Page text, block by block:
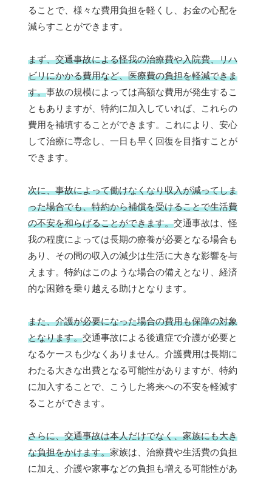
ることで、様々な費用負担を軽くし、お金の心配を
減らすことができます。
まず、交通事故による怪我の治療費や入院費、リハ
ビリにかかる費用など、医療費の負担を軽減できま
す。事故の規模によっては高額な費用が発生するこ
ともありますが、特約に加入していれば、これらの
費用を補填することができます。これにより、安心
して治療に専念し、一日も早く回復を目指すことが
できます。
次に、事故によって働けなくなり収入が減ってしま
った場合でも、特約から補償を受けることで生活費
の不安を和らげることができます。交通事故は、怪
我の程度によっては長期の療養が必要となる場合も
あり、その間の収入の減少は生活に大きな影響を与
えます。特約はこのような場合の備えとなり、経済
的な困難を乗り越える助けとなります。
また、介護が必要になった場合の費用も保障の対象
となります。交通事故による後遺症で介護が必要と
なるケースも少なくありません。介護費用は長期に
わたる大きな出費となる可能性がありますが、特約
に加入することで、こうした将来への不安を軽減す
ることができます。
さらに、交通事故は本人だけでなく、家族にも大き
な負担をかけます。家族は、治療費や生活費の負担
に加え、介護や家事などの負担も増える可能性があ